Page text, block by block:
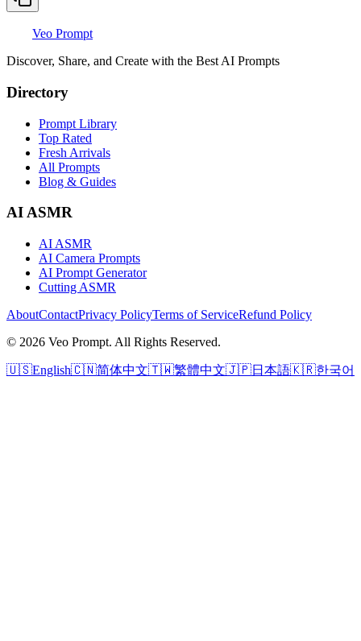
Veo Prompt
Discover, Share, and Create with the Best AI Prompts
Directory
Prompt Library
Top Rated
Fresh Arrivals
All Prompts
Blog & Guides
AI ASMR
AI ASMR
AI Camera Prompts
AI Prompt Generator
Cutting ASMR
AboutContactPrivacy PolicyTerms of ServiceRefund Policy
© 2026 Veo Prompt. All Rights Reserved.
🇺🇸English🇨🇳简体中文🇹🇼繁體中文🇯🇵日本語🇰🇷한국어